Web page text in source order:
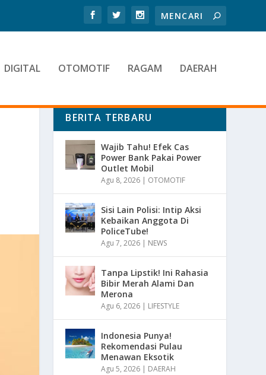
DIGITAL OTOMOTIF RAGAM DAERAH
BERITA TERBARU
Wajib Tahu! Efek Cas
Power Bank Pakai Power
Outlet Mobil
Agu 8, 2026 | OTOMOTIF
Sisi Lain Polisi: Intip Aksi
Kebaikan Anggota Di
PoliceTube!
Agu 7, 2026 | NEWS
Tanpa Lipstik! Ini Rahasia
Bibir Merah Alami Dan
Merona
Agu 6, 2026 | LIFESTYLE
Indonesia Punya!
Rekomendasi Pulau
Menawan Eksotik
Agu 5, 2026 | DAERAH